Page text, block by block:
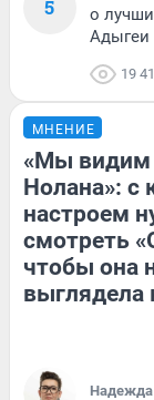
5
о
Адыгеи
19
МНЕНИЕ
«Мы видим
Нолана»: с
настроем
смотреть
чтобы она
выглядела
Надежда